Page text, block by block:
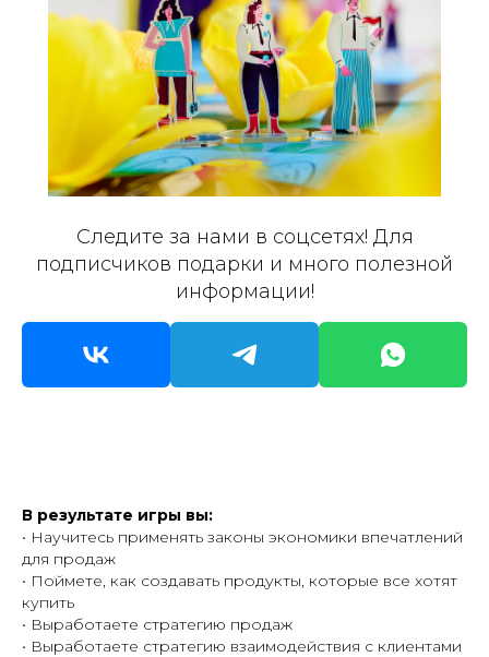
Следите за нами в соцсетях! Для
подписчиков подарки и много полезной
информации!
В результате игры вы:
• Научитесь применять законы экономики впечатлений
для продаж
• Поймете, как создавать продукты, которые все хотят
купить
• Выработаете стратегию продаж
• Выработаете стратегию взаимодействия с клиентами